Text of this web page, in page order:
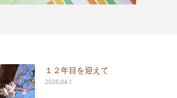
１２年目を迎えて
2026.04.1